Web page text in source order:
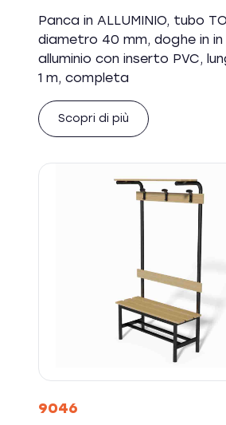
Panca in ALLUMINIO, tubo
diametro 40 mm, doghe in in
alluminio con inserto PVC,
1 m, completa
Scopri di più
9046